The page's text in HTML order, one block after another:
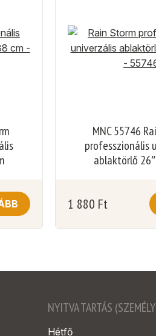
MNC 55746
professzionális
ablaktörlő
1 880 Ft
NYITVA TARTÁS
Hétfő